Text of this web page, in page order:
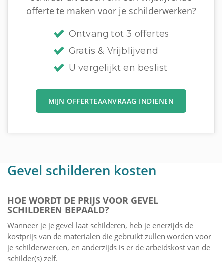
offerte te maken voor je schilderwerken?
Ontvang tot 3 offertes
Gratis & Vrijblijvend
U vergelijkt en beslist
MIJN OFFERTEAANVRAAG INDIENEN
Gevel schilderen kosten
HOE WORDT DE PRIJS VOOR GEVEL
SCHILDEREN BEPAALD?
Wanneer je je gevel laat schilderen, heb je enerzijds de
kostprijs van de materialen die gebruikt zullen worden voor
je schilderwerken, en anderzijds is er de arbeidskost van de
schilder(s) zelf.